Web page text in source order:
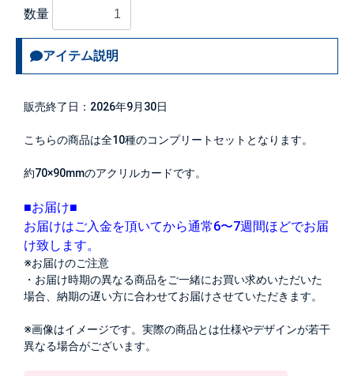
数量
アイテム説明
販売終了日：2026年9月30日
こちらの商品は全10種のコンプリートセットとなります。
約70×90mmのアクリルカードです。
■お届け■
お届けはご入金を頂いてから通常6〜7週間ほどでお届
け致します。
※お届けのご注意
・お届け時期の異なる商品をご一緒にお買い求めいただいた
場合、納期の遅い方に合わせてお届けさせていただきます。
※画像はイメージです。実際の商品とは仕様やデザインが若干
異なる場合がございます。